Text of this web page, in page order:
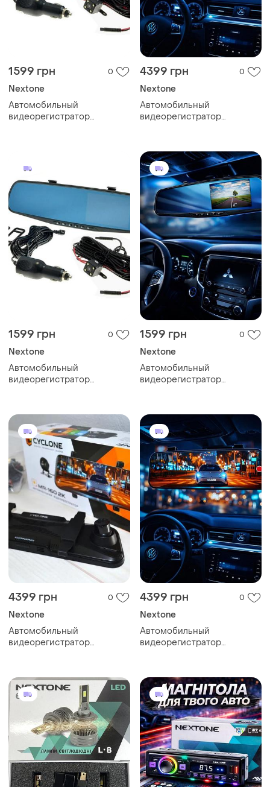
1599 грн 0
Nextone
Автомобильный
видеорегистратор
4399 грн 0
Nextone
Автомобильный
видеорегистратор
камеры экран 9,7"
сенсорный обзор
170градусов
1599 грн 0
Nextone
Автомобильный
видеорегистратор
экран 4,5" кнопочный обзор
120 градусов
1599 грн 0
Nextone
Автомобильный
видеорегистратор
экран 4,5" кнопочный обзор
120 градусов
4399 грн 0
Nextone
Автомобильный
видеорегистратор
камеры экран 9,7"
сенсорный обзор
170градусов
4399 грн 0
Nextone
Автомобильный
видеорегистратор
камеры экран 9,7"
сенсорный обзор
170градусов